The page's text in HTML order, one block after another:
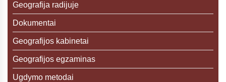
Geografija radijuje
Dokumentai
Geografijos kabinetai
Geografijos egzaminas
Ugdymo metodai